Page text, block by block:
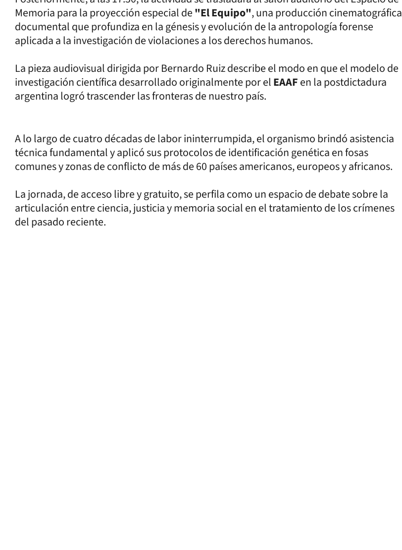
Memoria para la proyección especial de"El Equipo", una producción cinematográfica
documental que profundiza en la génesis y evolución de la antropología forense
aplicada a la investigación de violaciones a los derechos humanos.
La pieza audiovisual dirigida por Bernardo Ruiz describe el modo en que el modelo de
investigación científica desarrollado originalmente por elEAAFen la postdictadura
argentina logró trascender las fronteras de nuestro país.
A lo largo de cuatro décadas de labor ininterrumpida, el organismo brindó asistencia
técnica fundamental y aplicó sus protocolos de identificación genética en fosas
comunes y zonas de conflicto de más de 60 países americanos, europeos y africanos.
La jornada, de acceso libre y gratuito, se perfila como un espacio de debate sobre la
articulación entre ciencia, justicia y memoria social en el tratamiento de los crímenes
del pasado reciente.